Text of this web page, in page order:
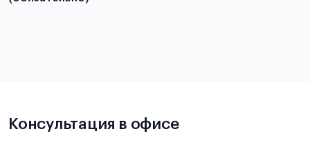
Консультация в офисе